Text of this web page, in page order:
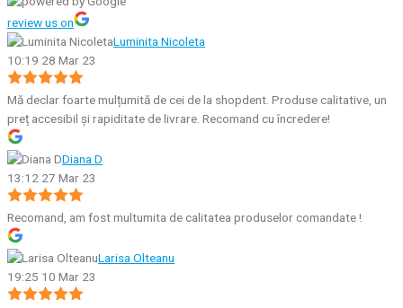
review us on
Luminita Nicoleta
10:19 28 Mar 23
Mă declar foarte mulțumită de cei de la shopdent. Produse calitative, un
preț accesibil și rapiditate de livrare. Recomand cu încredere!
Diana D
13:12 27 Mar 23
Recomand, am fost multumita de calitatea produselor comandate !
Larisa Olteanu
19:25 10 Mar 23